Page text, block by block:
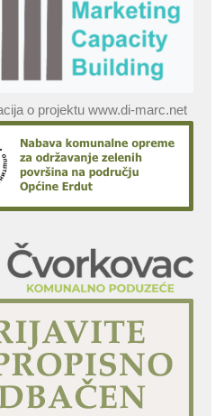
o projektu www.di-marc.net